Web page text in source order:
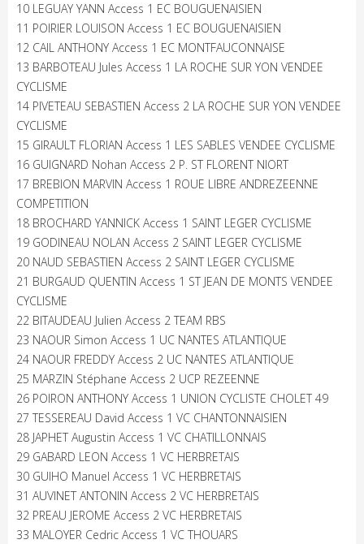
10 LEGUAY YANN Access 1 EC BOUGUENAISIEN
11 POIRIER LOUISON Access 1 EC BOUGUENAISIEN
12 CAIL ANTHONY Access 1 EC MONTFAUCONNAISE
13 BARBOTEAU Jules Access 1 LA ROCHE SUR YON VENDEE
CYCLISME
14 PIVETEAU SEBASTIEN Access 2 LA ROCHE SUR YON VENDEE
CYCLISME
15 GIRAULT FLORIAN Access 1 LES SABLES VENDEE CYCLISME
16 GUIGNARD Nohan Access 2 P. ST FLORENT NIORT
17 BREBION MARVIN Access 1 ROUE LIBRE ANDREZEENNE
COMPETITION
18 BROCHARD YANNICK Access 1 SAINT LEGER CYCLISME
19 GODINEAU NOLAN Access 2 SAINT LEGER CYCLISME
20 NAUD SEBASTIEN Access 2 SAINT LEGER CYCLISME
21 BURGAUD QUENTIN Access 1 ST JEAN DE MONTS VENDEE
CYCLISME
22 BITAUDEAU Julien Access 2 TEAM RBS
23 NAOUR Simon Access 1 UC NANTES ATLANTIQUE
24 NAOUR FREDDY Access 2 UC NANTES ATLANTIQUE
25 MARZIN Stéphane Access 2 UCP REZEENNE
26 POIRON ANTHONY Access 1 UNION CYCLISTE CHOLET 49
27 TESSEREAU David Access 1 VC CHANTONNAISIEN
28 JAPHET Augustin Access 1 VC CHATILLONNAIS
29 GABARD LEON Access 1 VC HERBRETAIS
30 GUIHO Manuel Access 1 VC HERBRETAIS
31 AUVINET ANTONIN Access 2 VC HERBRETAIS
32 PREAU JEROME Access 2 VC HERBRETAIS
33 MALOYER Cedric Access 1 VC THOUARS